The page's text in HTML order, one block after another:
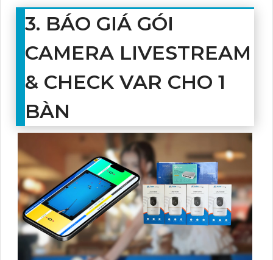
3. BÁO GIÁ GÓI
CAMERA LIVESTREAM
& CHECK VAR CHO 1
BÀN